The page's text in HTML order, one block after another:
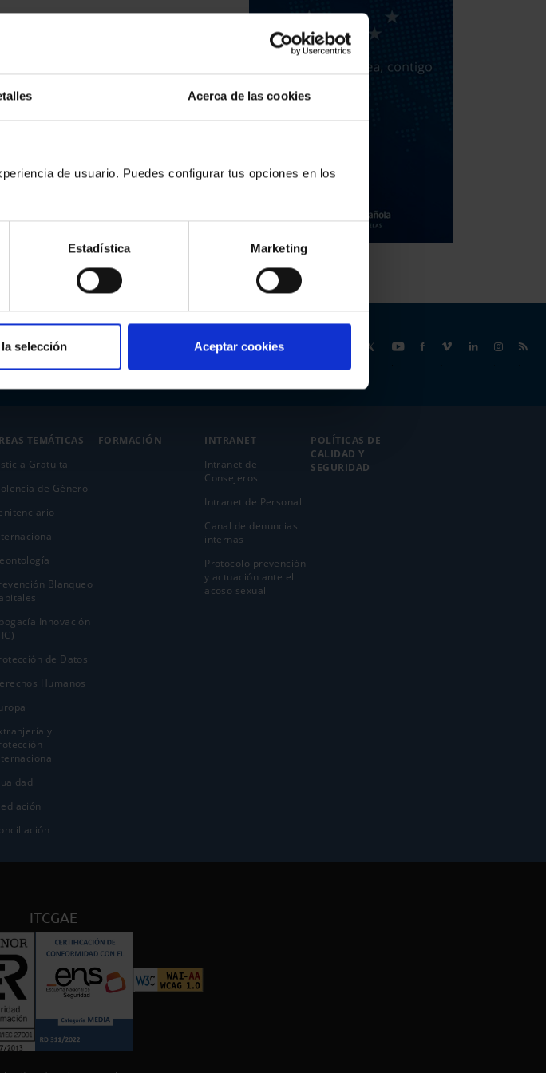
Acerca de las cookies
de usuario. Puedes configurar tus opciones en los
Estadística Marketing
selección Aceptar cookies
TEMÁTICAS
Gratuita
de Género
Blanqueo
Innovación
de Datos
Humanos
y
FORMACIÓN
INTRANET
Intranet de
Consejeros
Intranet de Personal
Canal de denuncias
internas
Protocolo prevención
y actuación ante el
acoso sexual
POLÍTICAS DE
CALIDAD Y
SEGURIDAD
ITCGAE